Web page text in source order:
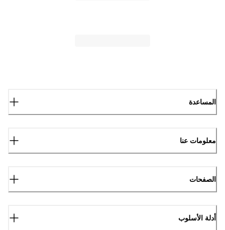
المساعدة
معلومات عنا
الصفحات
أدلة الأسلوب